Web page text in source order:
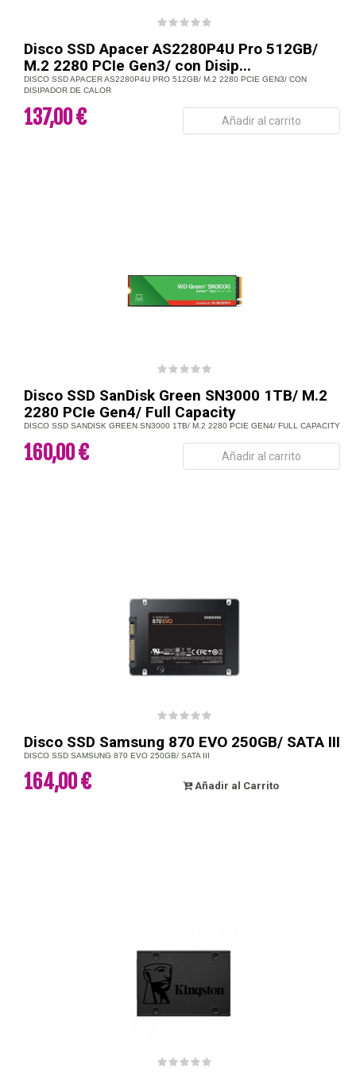
Disco SSD Apacer AS2280P4U Pro 512GB/
M.2 2280 PCIe Gen3/ con Disip...
DISCO SSD APACER AS2280P4U PRO 512GB/ M.2 2280 PCIE GEN3/ CON
DISIPADOR DE CALOR
137,00 € Añadir al carrito
Disco SSD SanDisk Green SN3000 1TB/ M.2
2280 PCIe Gen4/ Full Capacity
DISCO SSD SANDISK GREEN SN3000 1TB/ M.2 2280 PCIE GEN4/ FULL CAPACITY
160,00 € Añadir al carrito
Disco SSD Samsung 870 EVO 250GB/ SATA III
DISCO SSD SAMSUNG 870 EVO 250GB/ SATA III
164,00 € Añadir al Carrito